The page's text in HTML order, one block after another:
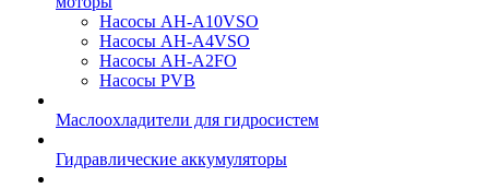
Насосы AH-A10VSO
Насосы AH-A4VSO
Насосы AH-A2FO
Насосы PVB
Маслоохладители для гидросистем
Гидравлические аккумуляторы